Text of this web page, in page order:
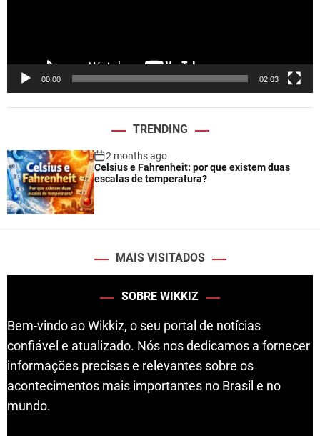
00:00 02:03
TRENDING
2 months ago
Celsius e Fahrenheit: por que existem duas
escalas de temperatura?
MAIS VISITADOS
SOBRE WIKKIZ
Bem-vindo ao Wikkiz, o seu portal de notícias
confiável e atualizado. Nós nos dedicamos a fornecer
informações precisas e relevantes sobre os
acontecimentos mais importantes no Brasil e no
mundo.